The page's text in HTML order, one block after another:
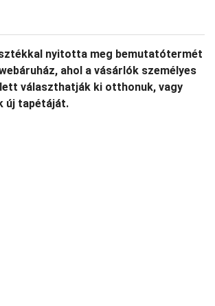
nyitotta meg bemutatótermét
ahol a vásárlók személyes
választhatják ki otthonuk, vagy
új tapétáját.